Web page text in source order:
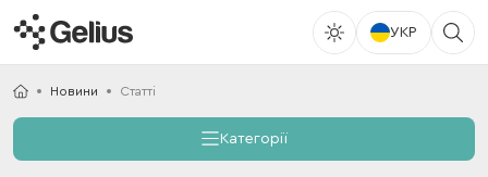
УКР
Новини Статті
Категорії